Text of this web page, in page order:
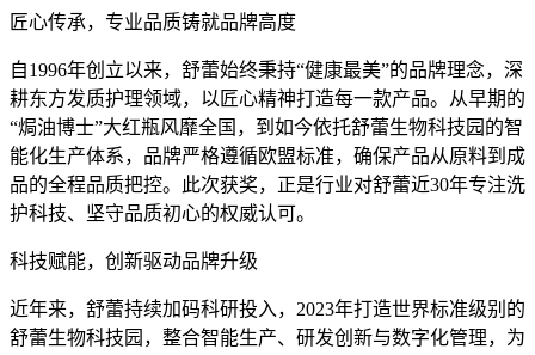
匠心传承，专业品质铸就品牌高度
自1996年创立以来，舒蕾始终秉持“健康最美”的品牌理念，深
耕东方发质护理领域，以匠心精神打造每一款产品。从早期的
“焗油博士”大红瓶风靡全国，到如今依托舒蕾生物科技园的智
能化生产体系，品牌严格遵循欧盟标准，确保产品从原料到成
品的全程品质把控。此次获奖，正是行业对舒蕾近30年专注洗
护科技、坚守品质初心的权威认可。
科技赋能，创新驱动品牌升级
近年来，舒蕾持续加码科研投入，2023年打造世界标准级别的
舒蕾生物科技园，整合智能生产、研发创新与数字化管理，为